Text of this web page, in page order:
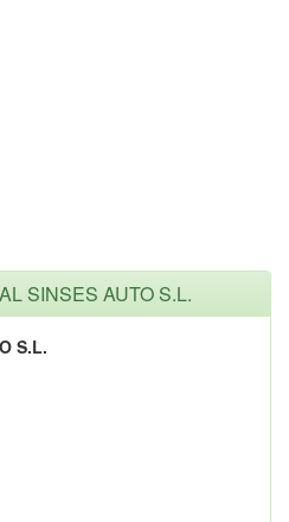
SINSES AUTO S.L.
S.L.